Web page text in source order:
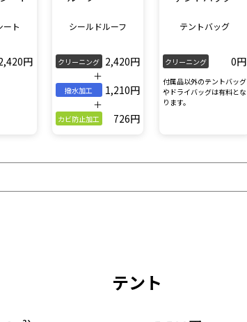
ート
円
シールドルーフ
クリーニング 2,420円
＋
撥水加工 1,210円
＋
カビ防止加工 726円
テントバッグ
クリーニング 0円
付属品以外のテントバッグ
やドライバッグは有料とな
ります。
テント